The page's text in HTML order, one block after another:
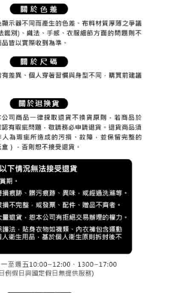
務購買商品或服務，並由商店將買賣／分期付款
，依約使用本公司帳單繳交帳款。
付你分期」之契約關係目的，商店將以您的個人
址）提供予台灣大哥大進項蒐集、處理及利用，
帳單所需資料之確認、核對及更正。
閱以下連結：https://oppay.tw/userRule
同意取消之訂單仍視為有效，需透過AFTEE先享
先享後付 」之結帳頁面顯示為準，若有關於
消欲退款等相關疑問，請聯繫「AFTEE先享後付
限公司提供之「AFTEE先享後付」服務完成之交
公司。
，請瀏覽以下網址：
徵得法定代理人或監護人之同意方可使用
經同意申辦者引起之損失，本公司不負相關責
」時，將依據個別帳號之用戶狀況，依本公司即
；若仍有額度不足之情形，本公司將視審查結果
或使用他人資訊註冊。若發現惡意使用之情形，
權停止該用戶之使用額度並採取法律行動。